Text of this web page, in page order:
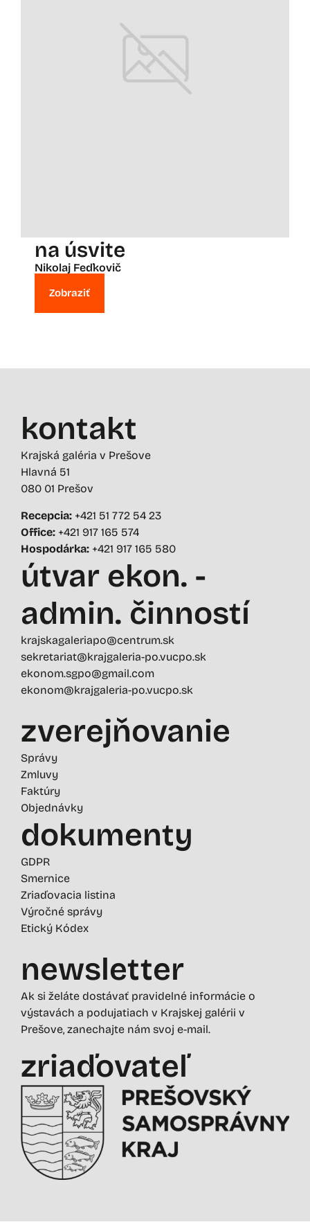
na úsvite
Nikolaj Feďkovič
Zobraziť
kontakt
Krajská galéria v Prešove
Hlavná 51
080 01 Prešov
Recepcia: +421 51 772 54 23
Office: +421 917 165 574
Hospodárka: +421 917 165 580
útvar ekon. -
admin. činností
krajskagaleriapo@centrum.sk
sekretariat@krajgaleria-po.vucpo.sk
ekonom.sgpo@gmail.com
ekonom@krajgaleria-po.vucpo.sk
zverejňovanie
Správy
Zmluvy
Faktúry
Objednávky
dokumenty
GDPR
Smernice
Zriaďovacia listina
Výročné správy
Etický Kódex
newsletter
Ak si želáte dostávať pravidelné informácie o
výstavách a podujatiach v Krajskej galérii v
Prešove, zanechajte nám svoj e-mail.
zriaďovateľ